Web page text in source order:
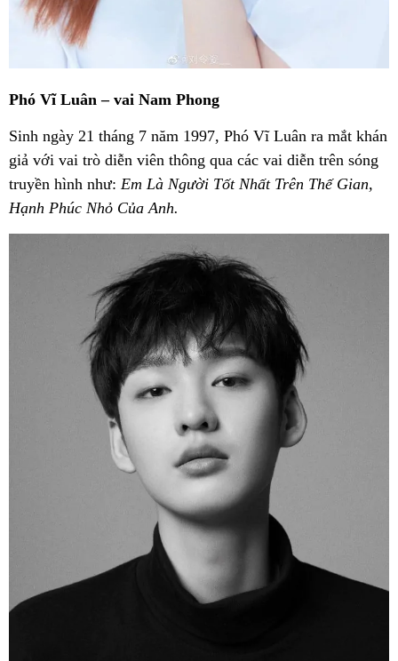
Phó Vĩ Luân – vai Nam Phong
Sinh ngày 21 tháng 7 năm 1997, Phó Vĩ Luân ra mắt khán
giả với vai trò diễn viên thông qua các vai diễn trên sóng
truyền hình như: Em Là Người Tốt Nhất Trên Thế Gian,
Hạnh Phúc Nhỏ Của Anh.